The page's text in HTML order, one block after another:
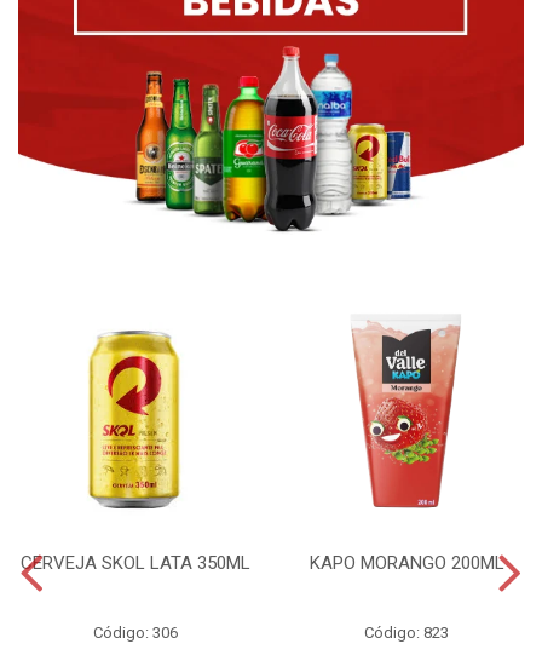
CERVEJA SKOL LATA 350ML
Código: 306
KAPO MORANGO 200ML
Código: 823